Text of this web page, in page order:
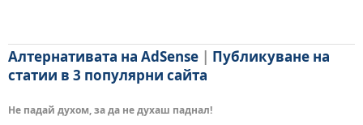
Алтернативата на AdSense | Публикуване на
статии в 3 популярни сайта
Не падай духом, за да не духаш паднал!